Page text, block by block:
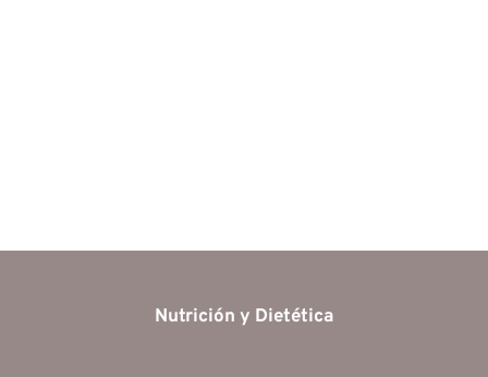
Nutrición y Dietética